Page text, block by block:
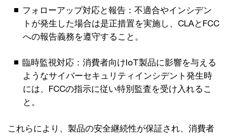
フォローアップ対応と報告：不適合やインシデン
トが発生した場合は是正措置を実施し、CLAとFCC
への報告義務を遵守すること。
臨時監視対応：消費者向けIoT製品に影響を与える
ようなサイバーセキュリティインシデント発生時
には、FCCの指示に従い特別監査を受け入れるこ
と。
これらにより、製品の安全継続性が保証され、消費者